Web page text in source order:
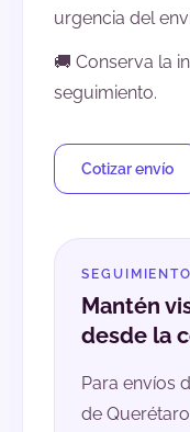
urgencia del
🚚 Conserva la
seguimiento.
Cotizar envío
Mantén
desde la
Para envíos
de